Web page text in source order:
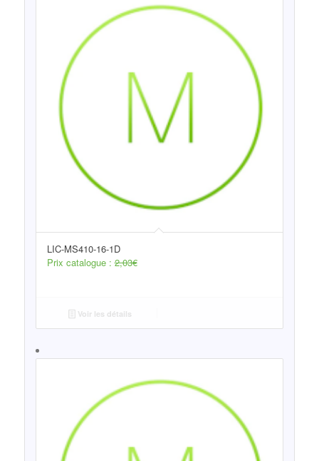
LIC-MS410-16-1D
Prix catalogue :2,03€
Voir les détails